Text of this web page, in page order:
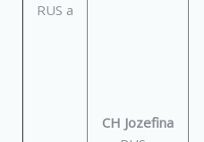
RUS a
CH Jozefina